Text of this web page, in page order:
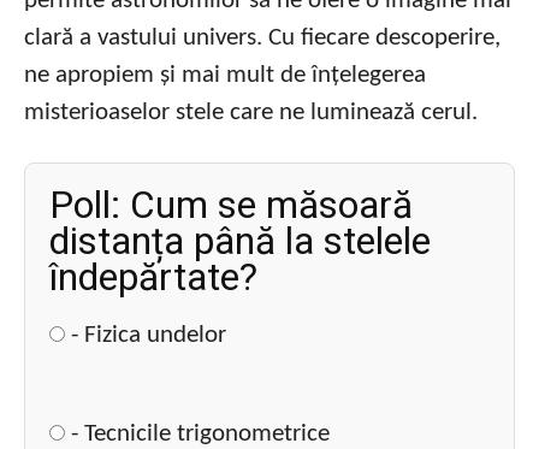
clară a vastului univers. Cu fiecare descoperire,
ne apropiem și mai mult de înțelegerea
misterioaselor stele care ne luminează cerul.
Poll: Cum se măsoară
distanța până la stelele
îndepărtate?
- Fizica undelor
- Tecnicile trigonometrice